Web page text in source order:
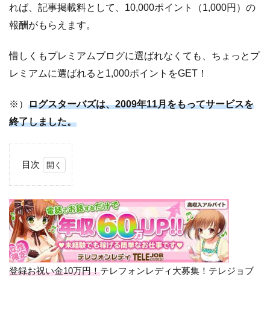
れば、記事掲載料として、10,000ポイント（1,000円）の
報酬がもらえます。
惜しくもプレミアムブログに選ばれなくても、ちょっとプ
レミアムに選ばれると1,000ポイントをGET！
※） ログスターバズは、2009年11月をもってサービスを
終了しました。
目次
事
の
掲
載
方
法
登録お祝い金10万円！テレフォンレディ大募集！テレジョブ